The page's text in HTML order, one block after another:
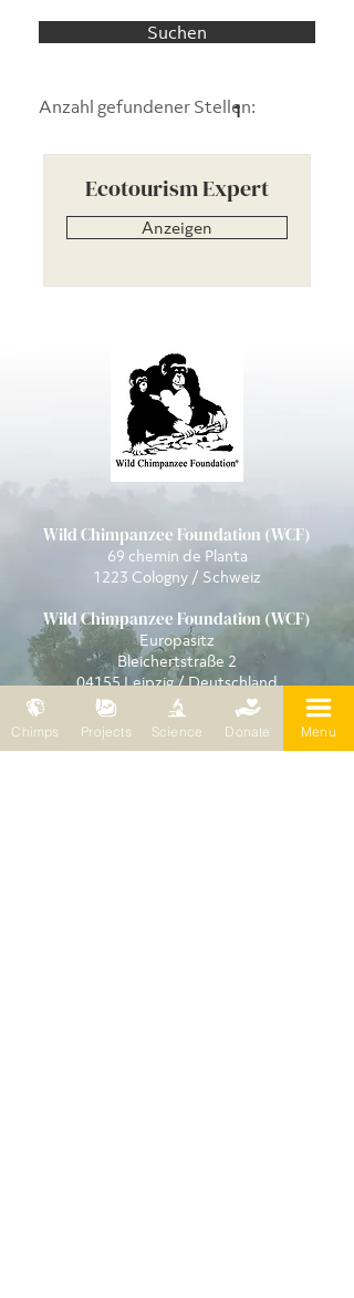
Suchen
Anzahl gefundener Stellen:
1
Ecotourism Expert
Anzeigen
Wild Chimpanzee Foundation (WCF)
69 chemin de Planta
1223 Cologny / Schweiz
Wild Chimpanzee Foundation (WCF)
Europasitz
Bleichertstraße 2
04155 Leipzig / Deutschland
Telefon:
0049 (0) 341 5904858
E-Mail:
wcf@wildchimps.org
Chimps Projects Science Donate Menu